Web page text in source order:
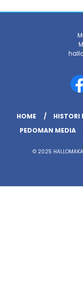
HOME HISTORI
PEDOMAN MEDIA
© 2025